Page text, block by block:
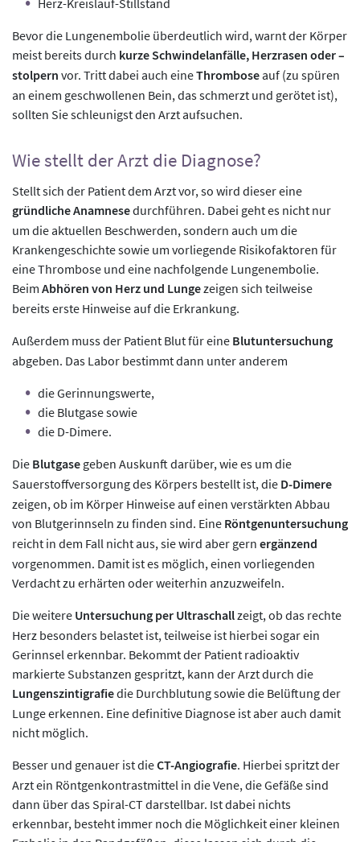
Herz-Kreislauf-Stillstand
Bevor die Lungenembolie überdeutlich wird, warnt der Körper
meist bereits durch kurze Schwindelanfälle, Herzrasen oder –
stolpern vor. Tritt dabei auch eineThromboseauf (zu spüren
an einem geschwollenen Bein, das schmerzt und gerötet ist),
sollten Sie schleunigst den Arzt aufsuchen.
Wie stellt der Arzt die Diagnose?
Stellt sich der Patient dem Arzt vor, so wird dieser eine
gründliche Anamnesedurchführen. Dabei geht es nicht nur
um die aktuellen Beschwerden, sondern auch um die
Krankengeschichte sowie um vorliegende Risikofaktoren für
eine Thrombose und eine nachfolgende Lungenembolie.
Beim Abhören von Herz und Lungezeigen sich teilweise
bereits erste Hinweise auf die Erkrankung.
Außerdem muss der Patient Blut für eine Blutuntersuchung
abgeben. Das Labor bestimmt dann unter anderem
die Gerinnungswerte,
die Blutgase sowie
die D-Dimere.
Die Blutgase geben Auskunft darüber, wie es um die
Sauerstoffversorgung des Körpers bestellt ist, die D-Dimere
zeigen, ob im Körper Hinweise auf einen verstärkten Abbau
von Blutgerinnseln zu finden sind. Eine Röntgenuntersuchung
reicht in dem Fall nicht aus, sie wird aber gern ergänzend
vorgenommen. Damit ist es möglich, einen vorliegenden
Verdacht zu erhärten oder weiterhin anzuzweifeln.
Die weitere Untersuchung per Ultraschallzeigt, ob das rechte
Herz besonders belastet ist, teilweise ist hierbei sogar ein
Gerinnsel erkennbar. Bekommt der Patient radioaktiv
markierte Substanzen gespritzt, kann der Arzt durch die
Lungenszintigrafiedie Durchblutung sowie die Belüftung der
Lunge erkennen. Eine definitive Diagnose ist aber auch damit
nicht möglich.
Besser und genauer ist dieCT-Angiografie. Hierbei spritzt der
Arzt ein Röntgenkontrastmittel in die Vene, die Gefäße sind
dann über das Spiral-CT darstellbar. Ist dabei nichts
erkennbar, besteht immer noch die Möglichkeit einer kleinen